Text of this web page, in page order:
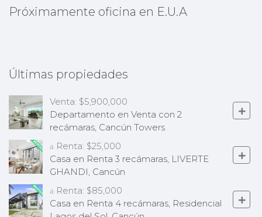
Próximamente oficina en E.U.A
Últimas propiedades
Venta: $5,900,000
Departamento en Venta con 2
recámaras, Cancún Towers
Renta: $25,000
Casa en Renta 3 recámaras, LIVERTE
GHANDI, Cancún
Renta: $85,000
Casa en Renta 4 recámaras, Residencial